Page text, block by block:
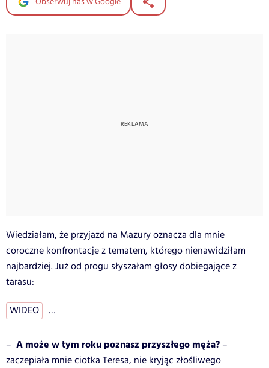
Wiedziałam, że przyjazd na Mazury oznacza dla mnie
coroczne konfrontacje z tematem, którego nienawidziłam
najbardziej. Już od progu słyszałam głosy dobiegające z
tarasu:
WIDEO …
– A może w tym roku poznasz przyszłego męża? –
zaczepiała mnie ciotka Teresa, nie kryjąc złośliwego